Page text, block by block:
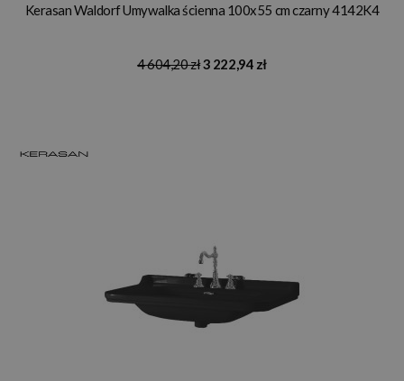
Kerasan Waldorf Umywalka ścienna 100x55 cm czarny 4142K4
4 604,20 zł3 222,94 zł